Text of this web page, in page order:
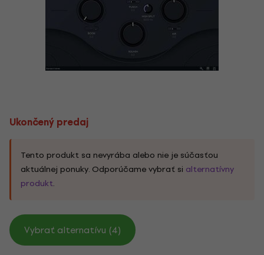
Ukončený predaj
Tento produkt sa nevyrába alebo nie je súčasťou
aktuálnej ponuky. Odporúčame vybrať si alternatívny
produkt.
Vybrať alternatívu (4)